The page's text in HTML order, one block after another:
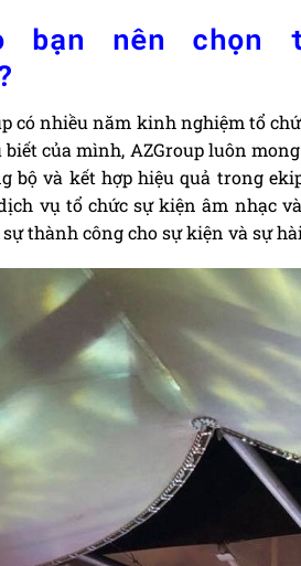
bạn nên
có nhiều năm kinh nghiệm tổ
biết của mình, AZGroup luôn
bộ và kết hợp hiệu quả trong
vụ tổ chức sự kiện âm nhạc
thành công cho sự kiện và sự